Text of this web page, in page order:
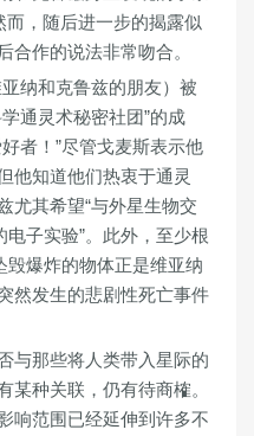
而，随后进一步的揭露似
合作的说法非常吻合。
纳和克鲁兹的朋友）被
通灵术秘密社团”的成
者！”尽管戈麦斯表示他
他知道他们热衷于通灵
尤其希望“与外星生物交
电子实验”。此外，至少根
毁爆炸的物体正是维亚纳
然发生的悲剧性死亡事件
与那些将人类带入星际的
某种关联，仍有待商榷。
响范围已经延伸到许多不